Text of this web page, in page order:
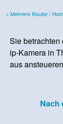
« Mehrere Router /
Sie betrachten
ip-Kamera in
aus
Nach